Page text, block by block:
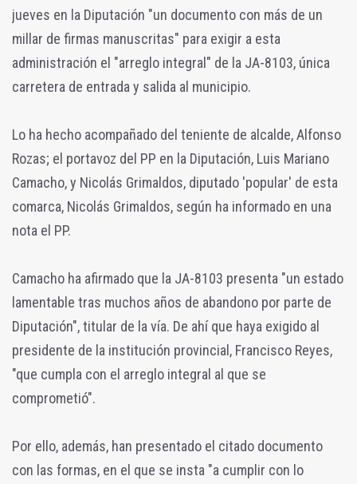
jueves en la Diputación "un documento con más de un
millar de firmas manuscritas" para exigir a esta
administración el "arreglo integral" de la JA-8103, única
carretera de entrada y salida al municipio.
Lo ha hecho acompañado del teniente de alcalde, Alfonso
Rozas; el portavoz del PP en la Diputación, Luis Mariano
Camacho, y Nicolás Grimaldos, diputado 'popular' de esta
comarca, Nicolás Grimaldos, según ha informado en una
nota el PP.
Camacho ha afirmado que la JA-8103 presenta "un estado
lamentable tras muchos años de abandono por parte de
Diputación", titular de la vía. De ahí que haya exigido al
presidente de la institución provincial, Francisco Reyes,
"que cumpla con el arreglo integral al que se
comprometió".
Por ello, además, han presentado el citado documento
con las formas, en el que se insta "a cumplir con lo